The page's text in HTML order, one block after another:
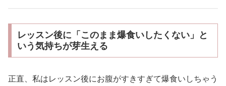
レッスン後に「このまま爆食いしたくない」と
いう気持ちが芽生える
正直、私はレッスン後にお腹がすきすぎて爆食いしちゃう